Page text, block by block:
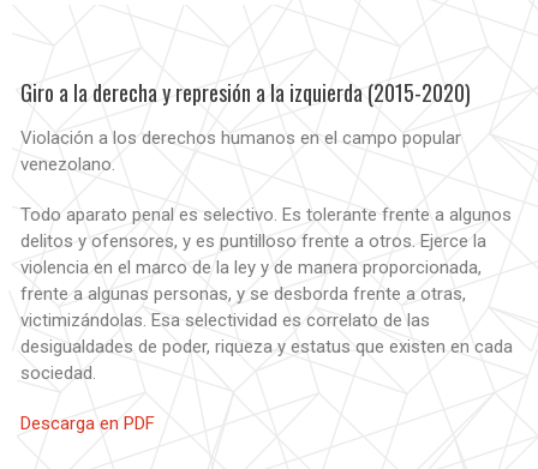
Giro a la derecha y represión a la izquierda (2015-2020)
Violación a los derechos humanos en el campo popular
venezolano.
Todo aparato penal es selectivo. Es tolerante frente a algunos
delitos y ofensores, y es puntilloso frente a otros. Ejerce la
violencia en el marco de la ley y de manera proporcionada,
frente a algunas personas, y se desborda frente a otras,
victimizándolas. Esa selectividad es correlato de las
desigualdades de poder, riqueza y estatus que existen en cada
sociedad.
Descarga en PDF